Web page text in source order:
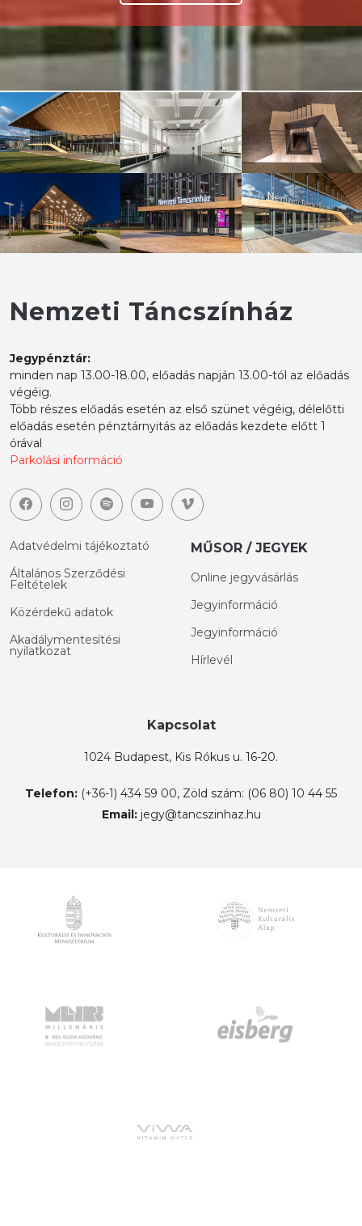
Nemzeti Táncszínház
Jegypénztár:
minden nap 13.00-18.00, előadás napján 13.00-tól az előadás
végéig.
Több részes előadás esetén az első szünet végéig, délelőtti
előadás esetén pénztárnyitás az előadás kezdete előtt 1
órával
Parkolási információ
Adatvédelmi tájékoztató
Általános Szerződési
Feltételek
Közérdekű adatok
Akadálymentesítési
nyilatkozat
MŰSOR / JEGYEK
Online jegyvásárlás
Jegyinformáció
Jegyinformáció
Hírlevél
Kapcsolat
1024 Budapest, Kis Rókus u. 16-20.
Telefon: (+36-1) 434 59 00, Zöld szám: (06 80) 10 44 55
Email: jegy@tancszinhaz.hu